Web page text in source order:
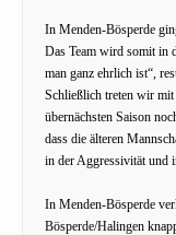
In Menden-Bösperde
Das Team wird somit in
man ganz ehrlich ist“,
Schließlich treten wir mit
übernächsten Saison
dass die älteren
in der Aggressivität und
In Menden-Bösperde
Bösperde/Halingen